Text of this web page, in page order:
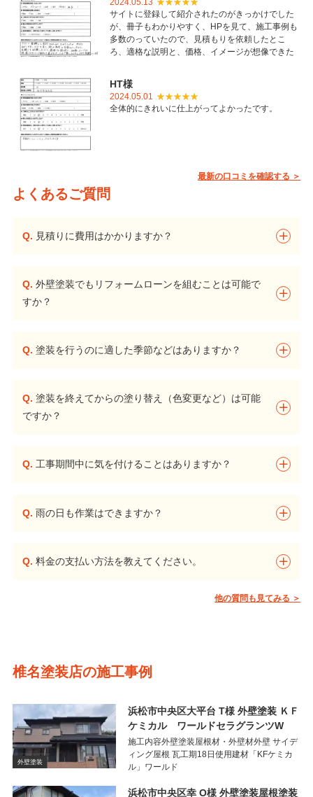
2024.05.13
サイトに登録して紹介されたのがきっかけでした
が、冊子もわかりやすく、HPを見て、施工事例も
多数のっていたので、見積もりを依頼したとこ
ろ、適格な説明と、価格、イメージが想像できた
いただき感謝しています。
HT様
2024.05.01
全体的にきれいに仕上がってよかったです。
最新の口コミを確認する ＞
よくあるご質問
Q. 見積りに費用はかかりますか？
Q. 外壁塗装でもリフォームローンを組むことは可能で
すか？
Q. 塗装を行うのに適した季節などはありますか？
Q. 塗装を終えてからの塗り替え（色変更など）は可能
ですか？
Q. 工事期間中に気を付けることはありますか？
Q. 雨の日も作業はできますか？
Q. 料金の支払い方法を教えてください。
他の質問も見てみる ＞
椎名塗装店の施工事例
外壁塗装
浜松市中央区大平台 T様 外壁塗装 ＫＦ
ケミカル ワールドセラグランツW
施工内容外壁塗装屋根材・外壁材外壁 サイデ
ィング屋根 瓦工期18日使用建材「KFケミカ
ル」ワールド
浜松市中央区幸 O様 外壁塗装屋根塗装